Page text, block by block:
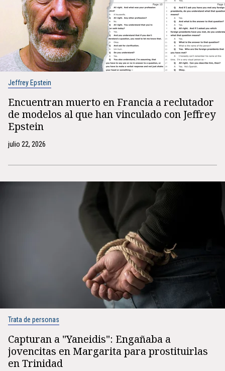
Jeffrey Epstein
Encuentran muerto en Francia a reclutador
de modelos al que han vinculado con Jeffrey
Epstein
julio 22, 2026
Trata de personas
Capturan a "Yaneidis": Engañaba a
jovencitas en Margarita para prostituirlas
en Trinidad